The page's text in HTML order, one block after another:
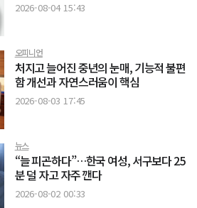
2026-08-04 15:43
오피니언
처지고 늘어진 중년의 눈매, 기능적 불편
함 개선과 자연스러움이 핵심
2026-08-03 17:45
뉴스
“늘 피곤하다”…한국 여성, 서구보다 25
분 덜 자고 자주 깬다
2026-08-02 00:33